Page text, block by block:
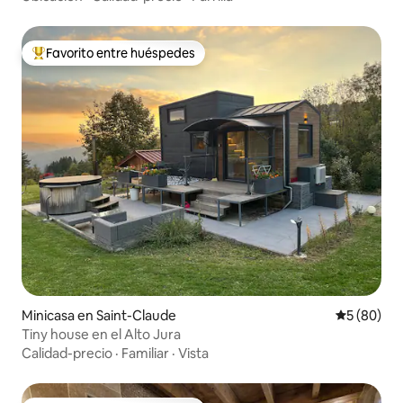
Favorito entre huéspedes preferido
Favorito entre huéspedes
Minicasa en Saint-Claude
5 (80)
Tiny house en el Alto Jura
Calidad-precio · Familiar · Vista